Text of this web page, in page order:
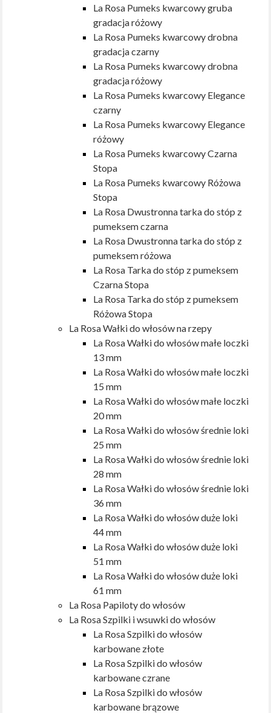
La Rosa Pumeks kwarcowy gruba
gradacja różowy
La Rosa Pumeks kwarcowy drobna
gradacja czarny
La Rosa Pumeks kwarcowy drobna
gradacja różowy
La Rosa Pumeks kwarcowy Elegance
czarny
La Rosa Pumeks kwarcowy Elegance
różowy
La Rosa Pumeks kwarcowy Czarna
Stopa
La Rosa Pumeks kwarcowy Różowa
Stopa
La Rosa Dwustronna tarka do stóp z
pumeksem czarna
La Rosa Dwustronna tarka do stóp z
pumeksem różowa
La Rosa Tarka do stóp z pumeksem
Czarna Stopa
La Rosa Tarka do stóp z pumeksem
Różowa Stopa
La Rosa Wałki do włosów na rzepy
La Rosa Wałki do włosów małe loczki
13 mm
La Rosa Wałki do włosów małe loczki
15 mm
La Rosa Wałki do włosów małe loczki
20 mm
La Rosa Wałki do włosów średnie loki
25 mm
La Rosa Wałki do włosów średnie loki
28 mm
La Rosa Wałki do włosów średnie loki
36 mm
La Rosa Wałki do włosów duże loki
44 mm
La Rosa Wałki do włosów duże loki
51 mm
La Rosa Wałki do włosów duże loki
61 mm
La Rosa Papiloty do włosów
La Rosa Szpilki i wsuwki do włosów
La Rosa Szpilki do włosów
karbowane złote
La Rosa Szpilki do włosów
karbowane czrane
La Rosa Szpilki do włosów
karbowane brązowe